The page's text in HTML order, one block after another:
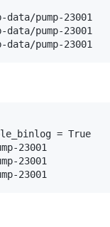
pump-23001
pump-23001
pump-23001
= True
23001
23001
23001